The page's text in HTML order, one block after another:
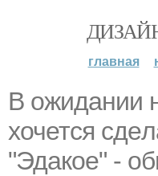
главная
В ожидaнии
хочется
"Эдaкое" -